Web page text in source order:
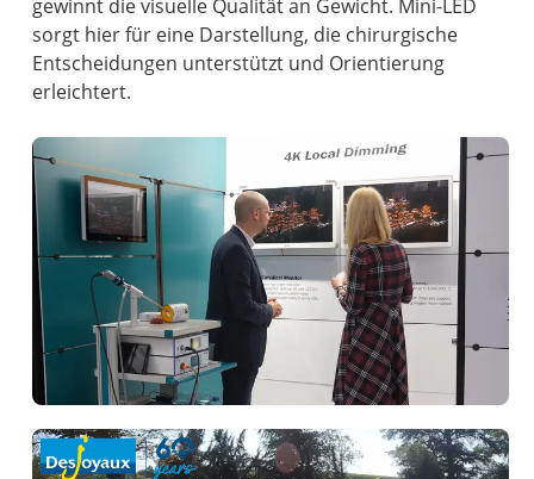
gewinnt die visuelle Qualität an Gewicht. Mini-LED
sorgt hier für eine Darstellung, die chirurgische
Entscheidungen unterstützt und Orientierung
erleichtert.